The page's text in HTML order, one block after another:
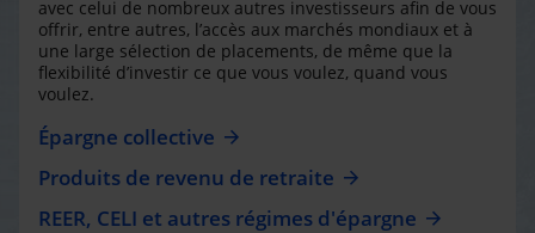
avec celui de nombreux autres investisseurs afin de vous
offrir, entre autres, l’accès aux marchés mondiaux et à
une large sélection de placements, de même que la
flexibilité d’investir ce que vous voulez, quand vous
voulez.
Épargne collective
Produits de revenu de retraite
REER, CELI et autres régimes d'épargne